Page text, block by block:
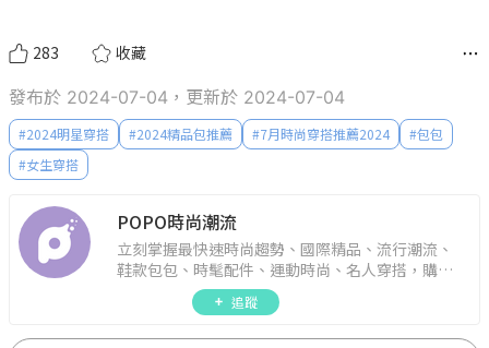
283 收藏
發布於 2024-07-04，更新於 2024-07-04
#2024明星穿搭 #2024精品包推薦 #7月時尚穿搭推薦2024 #包包
#女生穿搭
POPO時尚潮流
立刻掌握最快速時尚趨勢、國際精品、流行潮流、
鞋款包包、時髦配件、運動時尚、名人穿搭，購物
追蹤